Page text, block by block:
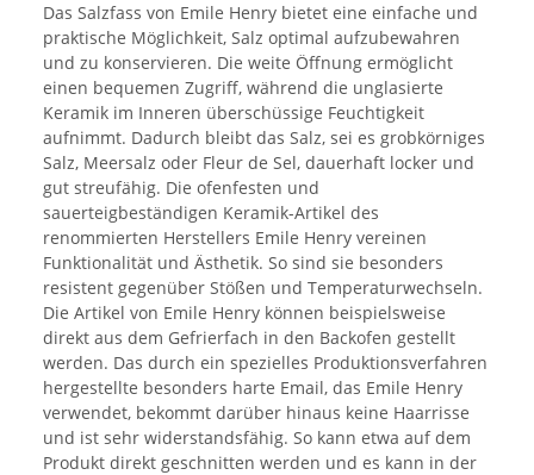
Das Salzfass von Emile Henry bietet eine einfache und
praktische Möglichkeit, Salz optimal aufzubewahren
und zu konservieren. Die weite Öffnung ermöglicht
einen bequemen Zugriff, während die unglasierte
Keramik im Inneren überschüssige Feuchtigkeit
aufnimmt. Dadurch bleibt das Salz, sei es grobkörniges
Salz, Meersalz oder Fleur de Sel, dauerhaft locker und
gut streufähig. Die ofenfesten und
sauerteigbeständigen Keramik-Artikel des
renommierten Herstellers Emile Henry vereinen
Funktionalität und Ästhetik. So sind sie besonders
resistent gegenüber Stößen und Temperaturwechseln.
Die Artikel von Emile Henry können beispielsweise
direkt aus dem Gefrierfach in den Backofen gestellt
werden. Das durch ein spezielles Produktionsverfahren
hergestellte besonders harte Email, das Emile Henry
verwendet, bekommt darüber hinaus keine Haarrisse
und ist sehr widerstandsfähig. So kann etwa auf dem
Produkt direkt geschnitten werden und es kann in der